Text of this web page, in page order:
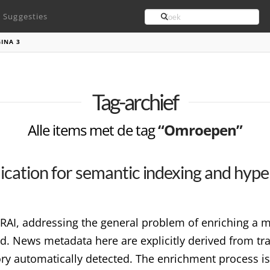
Suggesties Search
3
Tag-archief
Alle items met de tag“Omroepen”
for semantic indexing and
addressing the general problem of enriching a
News metadata here are explicitly derived from
automatically detected. The enrichment process